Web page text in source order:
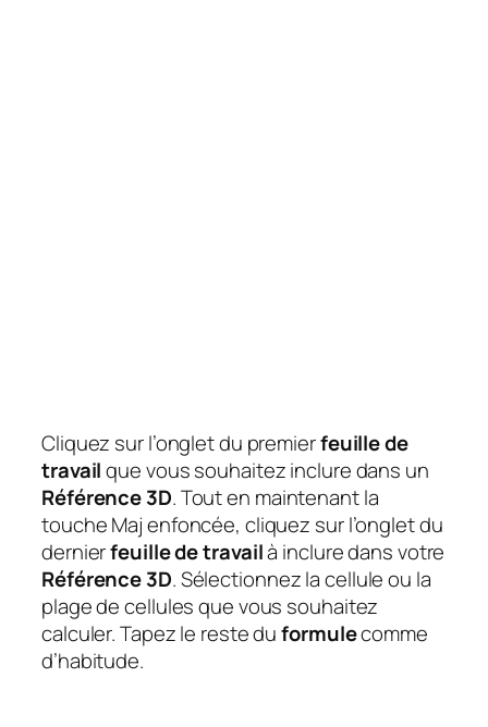
Cliquez sur l’onglet du premierfeuille de
travailque vous souhaitez inclure dans un
Référence 3D. Tout en maintenant la
touche Maj enfoncée, cliquez sur l’onglet du
dernierfeuille de travailà inclure dans votre
Référence 3D. Sélectionnez la cellule ou la
plage de cellules que vous souhaitez
calculer. Tapez le reste duformulecomme
d’habitude.